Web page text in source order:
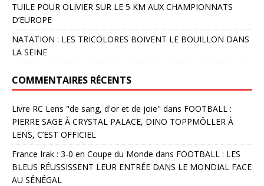
TUILE POUR OLIVIER SUR LE 5 KM AUX CHAMPIONNATS
D’EUROPE
NATATION : LES TRICOLORES BOIVENT LE BOUILLON DANS
LA SEINE
COMMENTAIRES RÉCENTS
Livre RC Lens "de sang, d'or et de joie" dans FOOTBALL :
PIERRE SAGE À CRYSTAL PALACE, DINO TOPPMÖLLER À
LENS, C’EST OFFICIEL
France Irak : 3-0 en Coupe du Monde dans FOOTBALL : LES
BLEUS RÉUSSISSENT LEUR ENTRÉE DANS LE MONDIAL FACE
AU SÉNÉGAL